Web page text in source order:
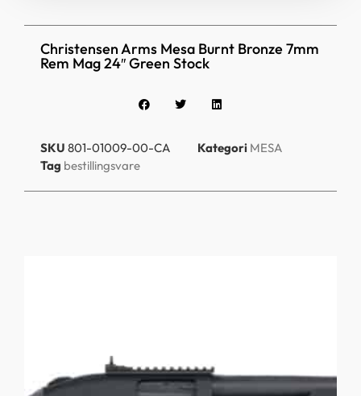
Christensen Arms Mesa Burnt Bronze 7mm
Rem Mag 24″ Green Stock
SKU 801-01009-00-CA Kategori MESA
Tag bestillingsvare